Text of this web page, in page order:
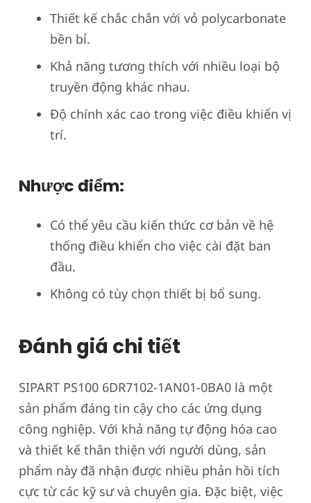
Thiết kế chắc chắn với vỏ polycarbonate
bền bỉ.
Khả năng tương thích với nhiều loại bộ
truyền động khác nhau.
Độ chính xác cao trong việc điều khiển vị
trí.
Nhược điểm:
Có thể yêu cầu kiến thức cơ bản về hệ
thống điều khiển cho việc cài đặt ban
đầu.
Không có tùy chọn thiết bị bổ sung.
Đánh giá chi tiết
SIPART PS100 6DR7102-1AN01-0BA0 là một
sản phẩm đáng tin cậy cho các ứng dụng
công nghiệp. Với khả năng tự động hóa cao
và thiết kế thân thiện với người dùng, sản
phẩm này đã nhận được nhiều phản hồi tích
cực từ các kỹ sư và chuyên gia. Đặc biệt, việc